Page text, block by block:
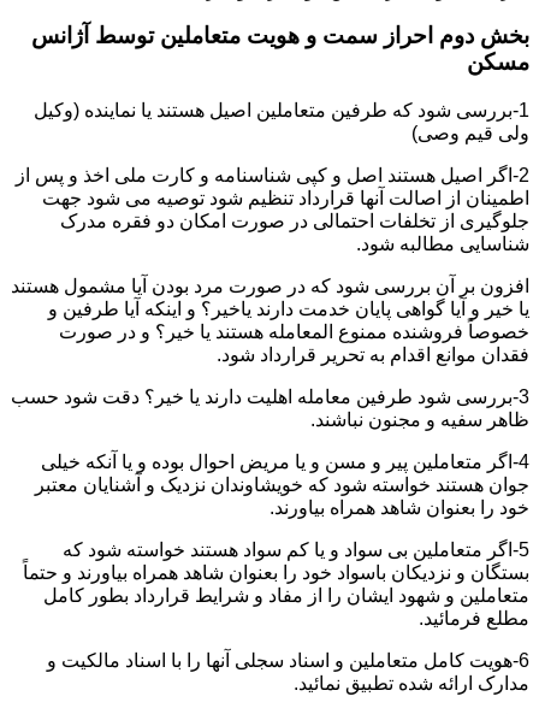
بخش دوم احراز سمت و هویت متعاملین توسط آژانس
مسکن
1-بررسی شود که طرفین متعاملین اصیل هستند یا نماینده (وکیل
ولی قیم وصی)
2-اگر اصیل هستند اصل و کپی شناسنامه و کارت ملی اخذ و پس از
اطمینان از اصالت آنها قرارداد تنظیم شود توصیه می شود جهت
جلوگیری از تخلفات احتمالی در صورت امکان دو فقره مدرک
شناسایی مطالبه شود.
افزون بر آن بررسی شود که در صورت مرد بودن آیا مشمول هستند
یا خیر و آیا گواهی پایان خدمت دارند یاخیر؟ و اینکه آیا طرفین و
خصوصاً فروشنده ممنوع المعامله هستند یا خیر؟ و در صورت
فقدان موانع اقدام به تحریر قرارداد شود.
3-بررسی شود طرفین معامله اهلیت دارند یا خیر؟ دقت شود حسب
ظاهر سفیه و مجنون نباشند.
4-اگر متعاملین پیر و مسن و یا مریض احوال بوده و یا آنکه خیلی
جوان هستند خواسته شود که خویشاوندان نزدیک و آشنایان معتبر
خود را بعنوان شاهد همراه بیاورند.
5-اگر متعاملین بی سواد و یا کم سواد هستند خواسته شود که
بستگان و نزدیکان باسواد خود را بعنوان شاهد همراه بیاورند و حتماً
متعاملین و شهود ایشان را از مفاد و شرایط قرارداد بطور کامل
مطلع فرمائید.
6-هویت کامل متعاملین و اسناد سجلی آنها را با اسناد مالکیت و
مدارک ارائه شده تطبیق نمائید.